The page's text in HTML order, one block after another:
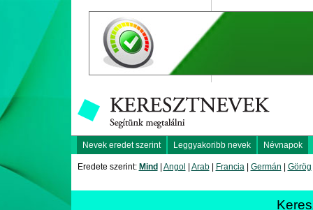
Nevek eredet szerint Leggyakoribb nevek Névnapok
Eredete szerint: Mind Angol Arab| Francia| Germán Görög